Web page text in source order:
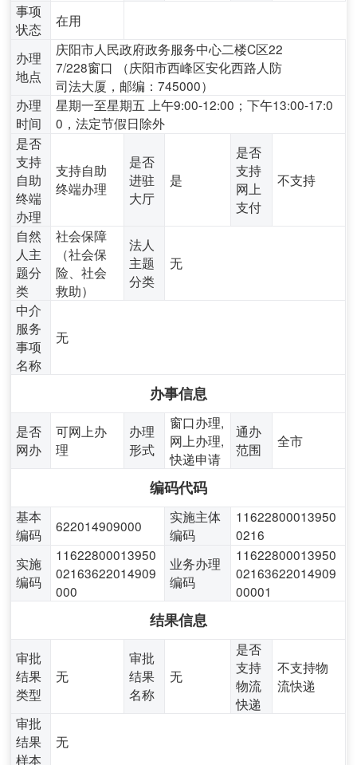
事项
状态
在用
办理
地点
庆阳市人民政府政务服务中心二楼C区22
7/228窗口 （庆阳市西峰区安化西路人防
司法大厦，邮编：745000）
办理
时间
星期一至星期五 上午9:00-12:00；下午13:00-17:0
0，法定节假日除外
是否
支持
自助
终端
办理
支持自助
终端办理
是否
进驻
大厅
是
是否
支持
网上
支付
不支持
自然
人主
题分
类
社会保障
（社会保
险、社会
救助）
法人
主题
分类
无
中介
服务
事项
名称
无
办事信息
是否
网办
可网上办
理
办理
形式
窗口办理,
网上办理,
快递申请
通办
范围
全市
编码代码
基本
编码
622014909000
实施主体
编码
11622800013950
0216
实施
编码
11622800013950
02163622014909
000
业务办理
编码
11622800013950
02163622014909
00001
结果信息
审批
结果
类型
无
审批
结果
名称
无
是否
支持
物流
快递
不支持物
流快递
审批
结果
样本
无